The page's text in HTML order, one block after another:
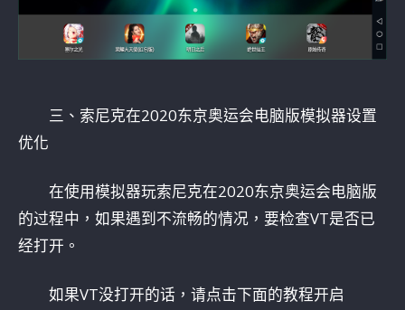
三、索尼克在2020东京奥运会电脑版模拟器设置
优化
在使用模拟器玩索尼克在2020东京奥运会电脑版
的过程中，如果遇到不流畅的情况，要检查VT是否已
经打开。
如果VT没打开的话，请点击下面的教程开启